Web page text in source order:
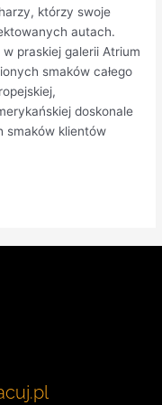
którzy swoje
autach.
praskiej galerii Atrium
smaków całego
doskonale
smaków klientów